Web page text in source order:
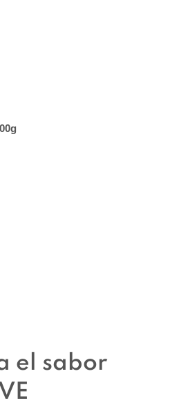
el sabor